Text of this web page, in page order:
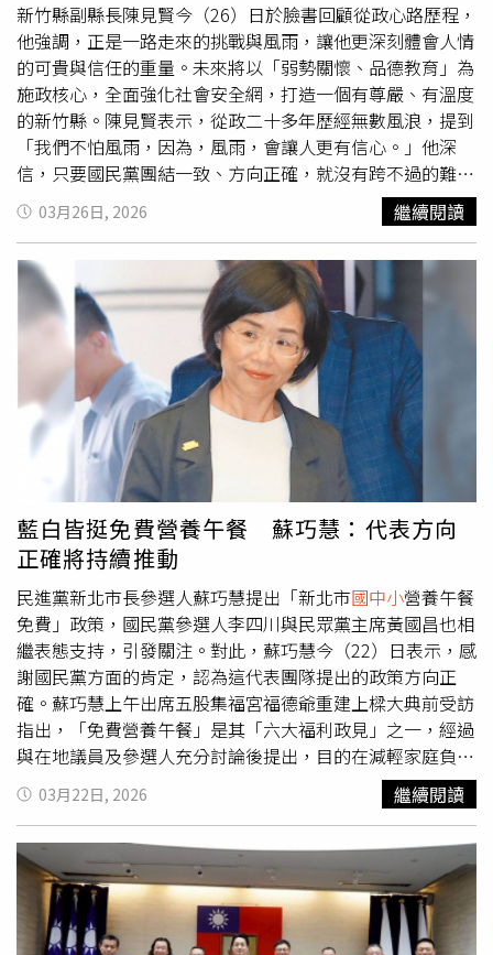
新竹縣副縣長陳見賢今（26）日於臉書回顧從政心路歷程，
他強調，正是一路走來的挑戰與風雨，讓他更深刻體會人情
的可貴與信任的重量。未來將以「弱勢關懷、品德教育」為
施政核心，全面強化社會安全網，打造一個有尊嚴、有溫度
的新竹縣。陳見賢表示，從政二十多年歷經無數風浪，提到
「我們不怕風雨，因為，風雨，會讓人更有信心。」他深
信，只要國民黨團結一致、方向正確，就沒有跨不過的難
關。也坦言，這段選戰過程雖然艱辛，但內心始終充滿感
激：「感謝在風雨中仍選擇相信、一路相挺的每一個人，是
這份情義，讓我更加堅定前行。」陳見賢說，對自己而言，
新竹縣不只是服務的地方，更是一輩子的家。「無論順境逆
境，都是我最深的牽掛。」這份情感，也成為他持續投入公
共服務、守護地方發展的最大動力。談及未來施政藍圖，陳
見賢提出「社會照顧」與「品德紮根」兩大主軸。他指出，
強化社會安全網，是一座城市真正進步的關鍵，我們要重視
建設與經濟發展，同時也要照顧弱勢族群，唯有如此，才能
減少社會問題，提升整體幸福感。在教育面向，他將整合教
育與衛生系統資源，強化校園輔導機制、防治霸凌，並提升
家庭支持功能，讓每一位縣民都能有尊嚴地生活。此外，陳
見賢也提出「一校一品格」政策，將「誠信、責任、尊重」
三大核心價值導入國中小 課程，結合在地文化發展特色教
學。透過親職教育與日常實踐，從小扎根制度正義觀念，讓
善的力量在生活中自然累積。陳見賢呼籲鄉親在關鍵時刻展
現團結力量，他懇請大家在電話民調中堅定支持，選擇穩
定、踏實、真正以民為本的未來。
03月26日, 2026 繼續閱讀
藍白皆挺免費營養午餐 蘇巧慧：代表方向
正確將持續推動
民進黨新北市長參選人蘇巧慧提出「新北市國中小營養午餐
免費」政策，國民黨參選人李四川與民眾黨主席黃國昌也相
繼表態支持，引發關注。對此，蘇巧慧今（22）日表示，感
謝國民黨方面的肯定，認為這代表團隊提出的政策方向正
確。蘇巧慧上午出席五股集福宮福德爺重建上樑大典前受訪
指出，「免費營養午餐」是其「六大福利政見」之一，經過
與在地議員及參選人充分討論後提出，目的在減輕家庭負
擔。她進一步說明，相關政見除營養午餐外，還包括減輕醫
療負擔、提供腸病毒與輪狀病毒疫苗，以及早產兒家庭照顧
津貼等，希望從多面向協助家庭。針對李四川表示若評估可
行將跟進政策，蘇巧慧回應，樂見各界支持，「好的事情大
家一起來」，只要對新北市發展有幫助，她都願意努力推
動。隨著選戰升溫，各陣營在民生政策上出現交集，也讓相
關福利議題成為競選攻防焦點。
03月22日, 2026 繼續閱讀